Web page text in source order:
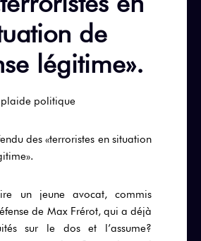
de
légitime».
politique
des «terroristes en situation
un jeune avocat, commis
de Max Frérot, qui a déjà
sur le dos et l’assume?